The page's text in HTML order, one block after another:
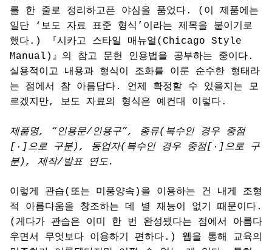
를 한 줄로 정리하고픈 야심을 품었다. (이 제품에는
일단 ‘보도 자료 표준 형식’이라는 제목을 붙이기로
했다.) 『시카고 스타일 매뉴얼(Chicago Style
Manual)』의 참고 문헌 인용법을 공부하는 중이다.
실용적이고 내용과 형식이 조화를 이룬 순수한 형태라
는 점에서 참 아름답다. 언제 확정할 수 있을지는 모
르겠지만, 보도 자료의 형식은 예컨대 이렇다.
제품명, “인용문/인용구”, 종류(복수인 경우 중점
[·]으로 구분), 동업자(복수인 경우 중점[·]으로 구
분), 제작/발표 연도.
이렇게 관습(또는 미풍양속)을 이용하는 건 내게 조형
적 아름다움을 창조하는 데 별 재능이 없기 때문이다.
(게다가 관습은 이미 한 번 완성됐다는 점에서 아름다
우면서 무엇보다 이용하기 편하다.) 웹을 통해 교육의